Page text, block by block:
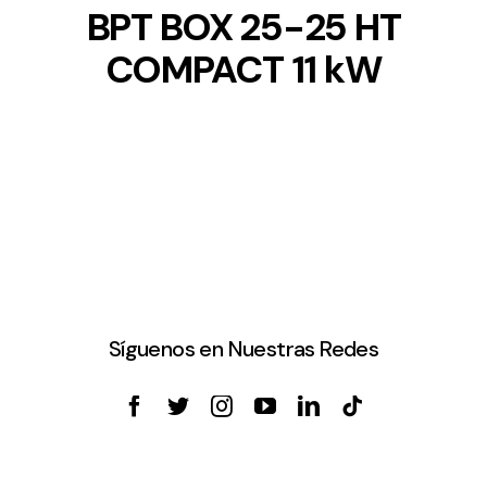
BPT BOX 25-25 HT
COMPACT 11 kW
Síguenos en Nuestras Redes